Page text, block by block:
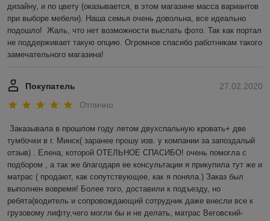
дизайну, и по цвету (оказывается, в этом магазине масса вариантов
при выборе мебели). Наша семья очень довольна, все идеально
подошло!  Жаль, что нет возможности выслать фото. Так как портал
не поддерживает такую опцию. Огромное спасибо работникам такого
замечательного магазина!
27.02.2020
Покупатель
Отлично
Заказывала в прошлом году летом двухспальную кровать+ две
тумбочки в г. Минск( заранее прошу изв. у компании за запоздалый
отзыв) . Елена, которой ОТЕЛЬНОЕ СПАСИБО! очень помогла с
подбором , а так же благодаря ее консультации я прикупила тут же и
матрас ( продают, как сопутствующее, как я поняла.) Заказ был
выполнен вовремя! Более того, доставили к подъезду, но
ребята(водитель и сопровождающий сотрудник даже внесли все к
грузовому лифту,чего могли бы и не делать, матрас Веговский-